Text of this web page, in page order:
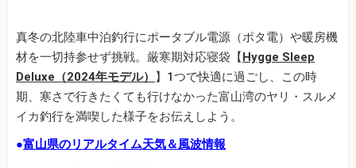
真冬の北陸車中泊釣行にポータブル電源（ポタ電）や暖房機
材を一切持参せず挑戦。厳寒期対応寝袋【Hygge Sleep
Deluxe（2024年モデル）
】1つで快適に過ごし、この時
期、寒さで行きたくても行けなかった富山湾のヤリ・スルメ
イカ釣行を満喫した様子をお伝えしよう。
●富山県のリアルタイム天気＆風波情報